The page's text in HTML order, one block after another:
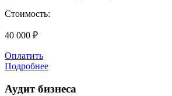
Стоимость:
40 000 ₽
Оплатить
Подробнее
Аудит бизнеса